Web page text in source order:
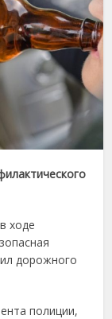
ходе
дорожного
полиции,